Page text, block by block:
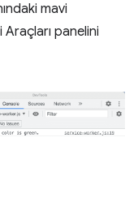
mavi
panelini